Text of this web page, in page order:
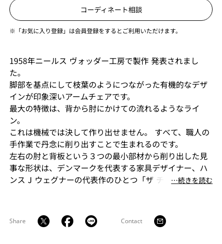
コーディネート相談
※「お気に入り登録」は会員登録をするとご利用いただけます。
1958年ニールス ヴォッダー工房で製作 発表されまし
た。
脚部を基点にして枝葉のようにつながった有機的なデザ
インが印象深いアームチェアです。
最大の特徴は、背から肘にかけての流れるようなライ
ン。
これは機械では決して作り出せません。 すべて、職人の
手作業で丹念に削り出すことで生まれるのです。
左右の肘と背板という３つの最小部材から削り出した見
事な形状は、デンマークを代表する家具デザイナー、ハ
ンス J ウェグナーの代表作のひとつ「ザ チェア」と比較
⋯続きを読む
Share Contact